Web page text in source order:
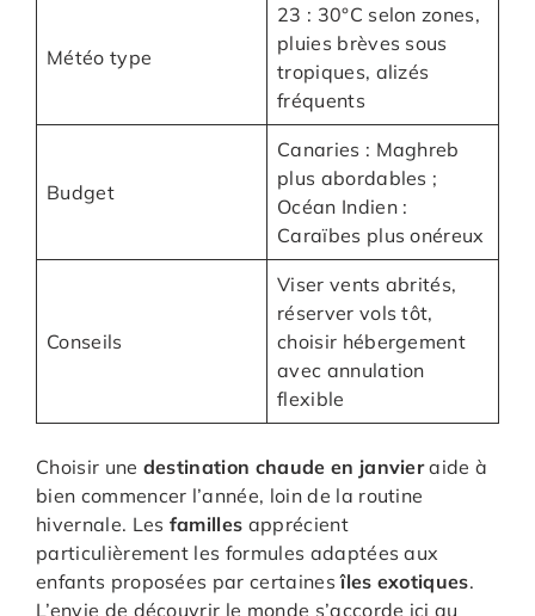
Météo type
23 : 30°C selon zones,
pluies brèves sous
tropiques, alizés
fréquents
Budget
Canaries : Maghreb
plus abordables ;
Océan Indien :
Caraïbes plus onéreux
Conseils
Viser vents abrités,
réserver vols tôt,
choisir hébergement
avec annulation
flexible
Choisir une destination chaude en janvieraide à
bien commencer l’année, loin de la routine
hivernale. Les familles apprécient
particulièrement les formules adaptées aux
enfants proposées par certainesîles exotiques.
L’envie de découvrir le monde s’accorde ici au